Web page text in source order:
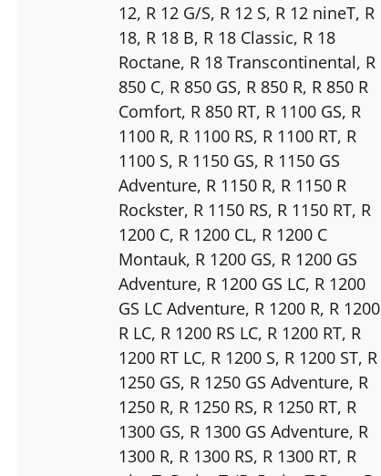
12, R 12 G/S, R 12 S, R 12 nineT, R
18, R 18 B, R 18 Classic, R 18
Roctane, R 18 Transcontinental, R
850 C, R 850 GS, R 850 R, R 850 R
Comfort, R 850 RT, R 1100 GS, R
1100 R, R 1100 RS, R 1100 RT, R
1100 S, R 1150 GS, R 1150 GS
Adventure, R 1150 R, R 1150 R
Rockster, R 1150 RS, R 1150 RT, R
1200 C, R 1200 CL, R 1200 C
Montauk, R 1200 GS, R 1200 GS
Adventure, R 1200 GS LC, R 1200
GS LC Adventure, R 1200 R, R 1200
R LC, R 1200 RS LC, R 1200 RT, R
1200 RT LC, R 1200 S, R 1200 ST, R
1250 GS, R 1250 GS Adventure, R
1250 R, R 1250 RS, R 1250 RT, R
1300 GS, R 1300 GS Adventure, R
1300 R, R 1300 RS, R 1300 RT, R